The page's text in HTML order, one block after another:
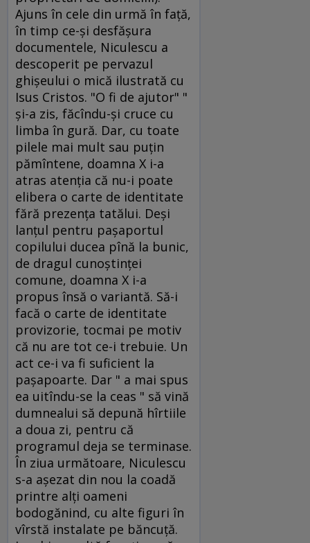
Ajuns în cele din urmă în faţă,
în timp ce-şi desfăşura
documentele, Niculescu a
descoperit pe pervazul
ghişeului o mică ilustrată cu
Isus Cristos. "O fi de ajutor" "
şi-a zis, făcîndu-şi cruce cu
limba în gură. Dar, cu toate
pilele mai mult sau puţin
pămîntene, doamna X i-a
atras atenţia că nu-i poate
elibera o carte de identitate
fără prezenţa tatălui. Deşi
lanţul pentru paşaportul
copilului ducea pînă la bunic,
de dragul cunoştinţei
comune, doamna X i-a
propus însă o variantă. Să-i
facă o carte de identitate
provizorie, tocmai pe motiv
că nu are tot ce-i trebuie. Un
act ce-i va fi suficient la
paşapoarte. Dar " a mai spus
ea uitîndu-se la ceas " să vină
dumnealui să depună hîrtiile
a doua zi, pentru că
programul deja se terminase.
În ziua următoare, Niculescu
s-a aşezat din nou la coadă
printre alţi oameni
bodogănind, cu alte figuri în
vîrstă instalate pe băncuţă.